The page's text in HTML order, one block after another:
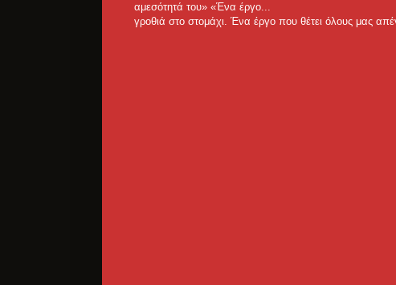
αμεσότητά του» «Ένα έργο...
γροθιά στο στομάχι. Ένα έργο που θέτει όλους μας